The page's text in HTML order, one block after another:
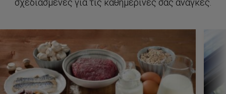
σχεδιασμένες για τις καθημερινές σας ανάγκες.
Ανάγκες
Συμπληρώματα